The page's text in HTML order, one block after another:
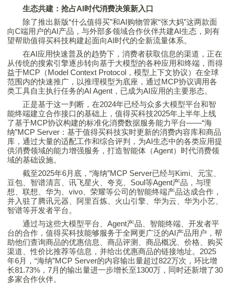
生态共建：抢占AI时代消费决策新入口
除了推出新版“什么值得买”和AI购物管家“张大妈”这两款面
向C端用户的AI产品，与外部多领域合作伙伴共建AI生态，则有
望帮助值得买科技构建起面向AI时代的全新流量体系。
在AI应用快速普及的趋势下，消费者获取信息的渠道，正在
从传统的搜索引擎逐步转向基于大模型的各种应用和终端，而得
益于MCP（Model Context Protocol，模型上下文协议）在全球
范围内的快速推广，以推理模型为底座，通过MCP协议调用各
类工具自主执行任务的AI Agent，已成为AI应用的主要形态。
正是基于这一判断，在2024年已经与众多大模型平台和智
能终端建立合作接口的基础上， 值得买科技2025年上半年上线
了基于MCP协议构建的标准化消费数据服务能力平台——“海
纳”MCP Server：基于值得买科技实时更新的消费内容库和商品
库，通过大量的适配工作和综合评判，为AI生态中的各类应用提
供消费领域的能力增强服务，打造智能体（Agent）时代消费领
域的基础设施。
截至2025年6月底，“海纳”MCP Server已经与Kimi、元宝、
豆包、智谱清言、讯飞星火、夸克、Soul等Agent产品，与理
想、联想、华为、vivo、荣耀等公司的智能终端产品达成合作，
并入驻了腾讯元器、阿里百炼、火山引擎、华为云、华为小艺、
智谱等开发者平台。
通过与这些大模型平台、Agent产品、智能终端、开发者平
台的合作， 值得买科技能够服务于全网更广泛的AI产品用户，帮
助他们查询商品的优惠信息、商品评测、商品概况、价格、购买
渠道、性价比推荐等信息，并给出优惠商品的链接地址。2025
年6月，“海纳”MCP Server的内容输出量超过822万次，环比增
长81.73%，7月的输出量进一步增长至1300万，同时还新增了30
多家合作伙伴。